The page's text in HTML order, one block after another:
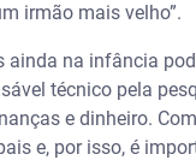
irmão mais velho”.
na infância
técnico pela
e dinheiro.
e, por isso, é